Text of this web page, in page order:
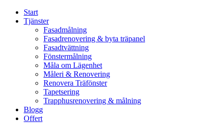
Start
Tjänster
Fasadmålning
Fasadrenovering & byta träpanel
Fasadtvättning
Fönstermålning
Måla om Lägenhet
Måleri & Renovering
Renovera Träfönster
Tapetsering
Trapphusrenovering & målning
Blogg
Offert